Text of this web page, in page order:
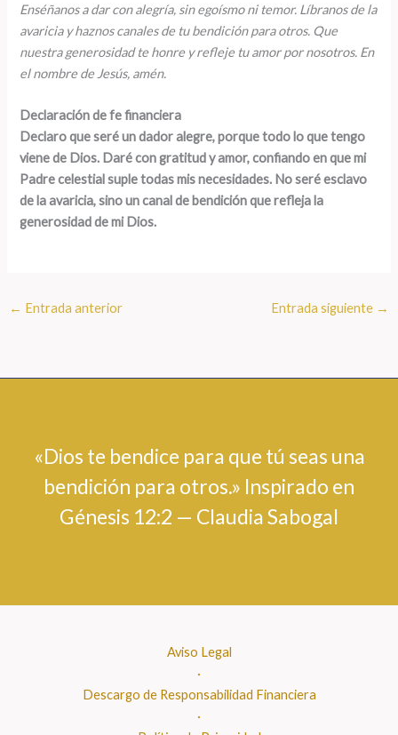
Enséñanos a dar con alegría, sin egoísmo ni temor. Líbranos de la
avaricia y haznos canales de tu bendición para otros. Que
nuestra generosidad te honre y refleje tu amor por nosotros. En
el nombre de Jesús, amén.
Declaración de fe financiera
Declaro que seré un dador alegre, porque todo lo que tengo
viene de Dios. Daré con gratitud y amor, confiando en que mi
Padre celestial suple todas mis necesidades. No seré esclavo
de la avaricia, sino un canal de bendición que refleja la
generosidad de mi Dios.
← Entrada anterior Entrada siguiente →
«Dios te bendice para que tú seas una
bendición para otros.» Inspirado en
Génesis 12:2 — Claudia Sabogal
Aviso Legal
·
Descargo de Responsabilidad Financiera
·